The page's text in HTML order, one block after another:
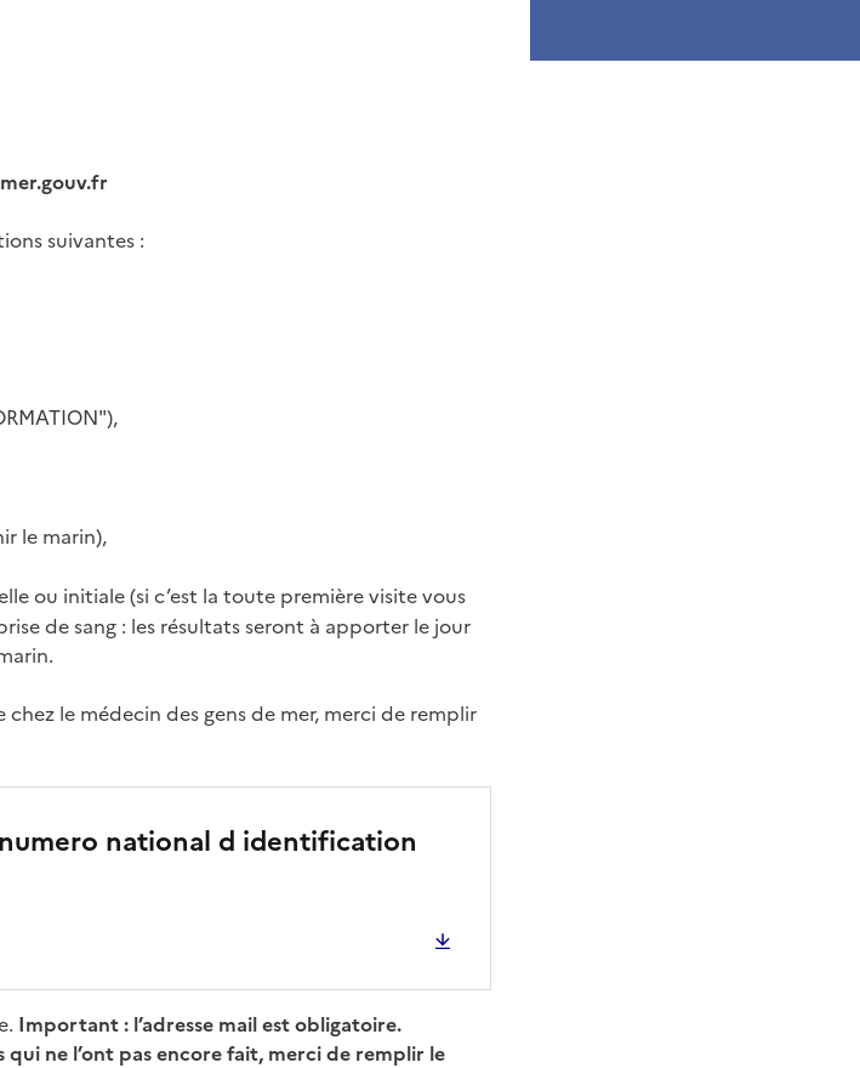
suivantes :
le marin),
ou initiale (si c’est la toute première visite vous
de sang : les résultats seront à apporter le jour
le médecin des gens de mer, merci de remplir
national d identification
Important : l’adresse mail est obligatoire.
ne l’ont pas encore fait, merci de remplir le